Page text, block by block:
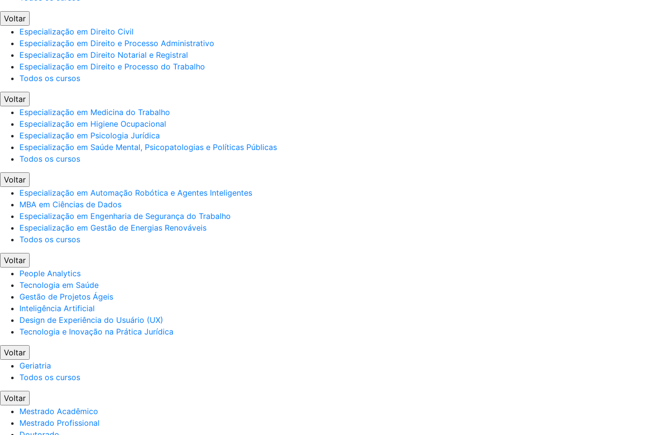
Voltar
Especialização em Direito Civil
Especialização em Direito e Processo Administrativo
Especialização em Direito Notarial e Registral
Especialização em Direito e Processo do Trabalho
Todos os cursos
Voltar
Especialização em Medicina do Trabalho
Especialização em Higiene Ocupacional
Especialização em Psicologia Jurídica
Especialização em Saúde Mental, Psicopatologias e Políticas Públicas
Todos os cursos
Voltar
Especialização em Automação Robótica e Agentes Inteligentes
MBA em Ciências de Dados
Especialização em Engenharia de Segurança do Trabalho
Especialização em Gestão de Energias Renováveis
Todos os cursos
Voltar
People Analytics
Tecnologia em Saúde
Gestão de Projetos Ágeis
Inteligência Artificial
Design de Experiência do Usuário (UX)
Tecnologia e Inovação na Prática Jurídica
Voltar
Geriatria
Todos os cursos
Voltar
Mestrado Acadêmico
Mestrado Profissional